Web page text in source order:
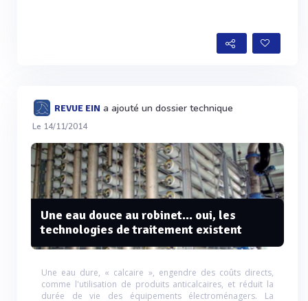
REVUE EIN a ajouté un dossier technique
Le 14/11/2014
Une eau douce au robinet... oui, les
technologies de traitement existent
Une eau dure, « calcaire », engendre des coûts directs,
comme l'utilisation de produits anticalcaires, et réduit la
durée de vie des équipements électroménagers. La